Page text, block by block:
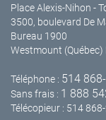
Place Alexis-Nihon -
3500, boulevard De
Bureau 1900
Westmount (Québec)
Téléphone : 514
Sans frais : 1 888
Télécopieur : 514